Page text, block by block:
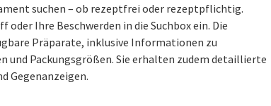
suchen – ob rezeptfrei oder rezeptpflichtig.
Ihre Beschwerden in die Suchbox ein. Die
Präparate, inklusive Informationen zu
und Packungsgrößen. Sie erhalten zudem detaillierte
Gegenanzeigen.